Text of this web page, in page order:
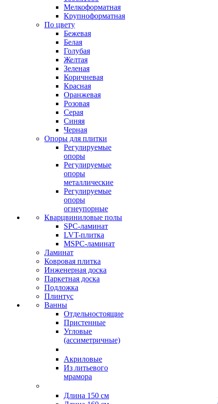
Мелкоформатная
Крупноформатная
По цвету
Бежевая
Белая
Голубая
Желтая
Зеленая
Коричневая
Красная
Оранжевая
Розовая
Серая
Синяя
Черная
Опоры для плитки
Регулируемые
опоры
Регулируемые
опоры
металлические
Регулируемые
опоры
огнеупорные
Кварцвиниловые полы
SPC-ламинат
LVT-плитка
MSPC-ламинат
Ламинат
Ковровая плитка
Инженерная доска
Паркетная доска
Подложка
Плинтус
Ванны
Отдельностоящие
Пристенные
Угловые
(ассиметричные)
Акриловые
Из литьевого
мрамора
Длина 150 см